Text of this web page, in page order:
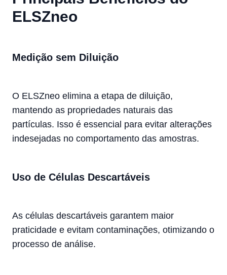
ELSZneo
Medição sem Diluição
O ELSZneo elimina a etapa de diluição,
mantendo as propriedades naturais das
partículas. Isso é essencial para evitar alterações
indesejadas no comportamento das amostras.
Uso de Células Descartáveis
As células descartáveis garantem maior
praticidade e evitam contaminações, otimizando o
processo de análise.